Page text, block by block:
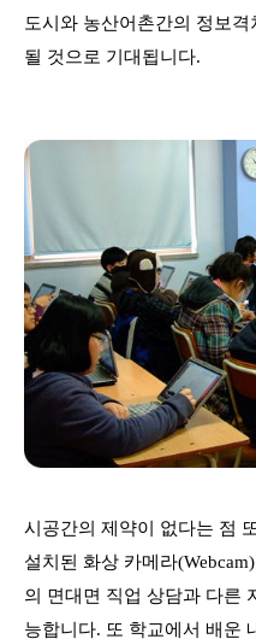
도시와 농산어촌간의 정보격
될 것으로 기대됩니다.
시공간의 제약이 없다는 점
설치된 화상 카메라
의 면대면 직업 상담과 다른
능합니다. 또 학교에서 배운